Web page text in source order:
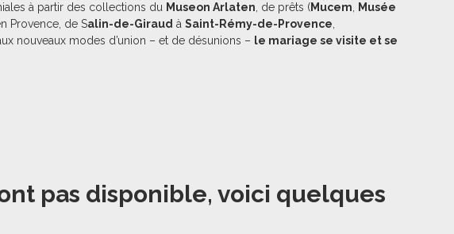
à partir des collections du Museon Arlaten , de prêts (Mucem
Musée
Provence, de Salin-de-Giraud à Saint-Rémy-de-Provence
nouveaux modes d’union – et de désunions – le mariage se visite et se
pas disponible, voici quelques